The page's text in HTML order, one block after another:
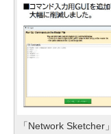
「Network Sketcher」